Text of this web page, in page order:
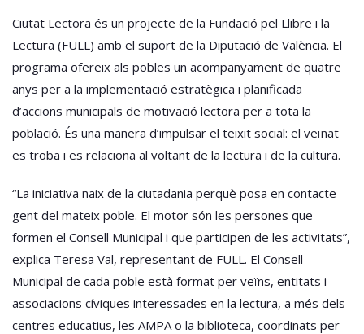
Ciutat Lectora és un projecte de la Fundació pel Llibre i la
Lectura (FULL) amb el suport de la Diputació de València. El
programa ofereix als pobles un acompanyament de quatre
anys per a la implementació estratègica i planificada
d’accions municipals de motivació lectora per a tota la
població. És una manera d’impulsar el teixit social: el veïnat
es troba i es relaciona al voltant de la lectura i de la cultura.
“La iniciativa naix de la ciutadania perquè posa en contacte
gent del mateix poble. El motor són les persones que
formen el Consell Municipal i que participen de les activitats”,
explica Teresa Val, representant de FULL. El Consell
Municipal de cada poble està format per veïns, entitats i
associacions cíviques interessades en la lectura, a més dels
centres educatius, les AMPA o la biblioteca, coordinats per